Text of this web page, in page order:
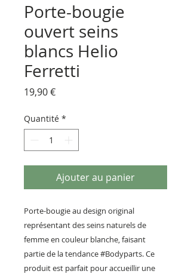
Porte-bougie
ouvert seins
blancs Helio
Ferretti
19,90 €Prix
Quantité *
Ajouter au panier
Porte-bougie au design original
représentant des seins naturels de
femme en couleur blanche, faisant
partie de la tendance #Bodyparts. Ce
produit est parfait pour accueillir une